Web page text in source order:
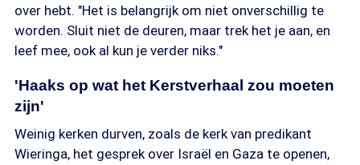
over hebt. "Het is belangrijk om niet onverschillig te
worden. Sluit niet de deuren, maar trek het je aan, en
leef mee, ook al kun je verder niks."
'Haaks op wat het Kerstverhaal zou moeten
zijn'
Weinig kerken durven, zoals de kerk van predikant
Wieringa, het gesprek over Israël en Gaza te openen,